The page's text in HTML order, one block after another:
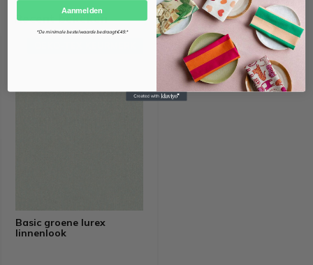
Recent bekeken
Basic groene lurex
linnenlook
Aanmelden
*De minimale bestelwaarde bedraagt €49.*